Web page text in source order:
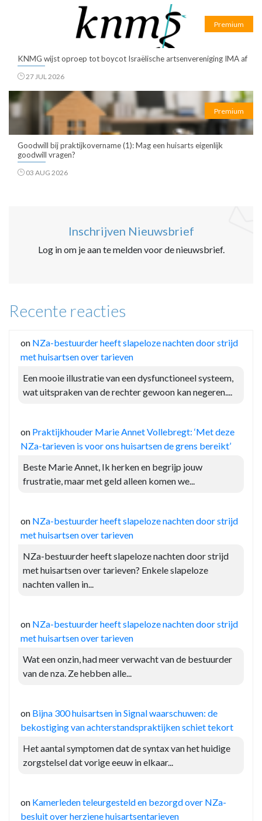
Premium
KNMG wijst oproep tot boycot Israëlische artsenvereniging IMA af
27 JUL 2026
Premium
Goodwill bij praktijkovername (1): Mag een huisarts eigenlijk
goodwill vragen?
03 AUG 2026
Inschrijven Nieuwsbrief
Log in om je aan te melden voor de nieuwsbrief.
Recente reacties
on NZa-bestuurder heeft slapeloze nachten door strijd
met huisartsen over tarieven
Een mooie illustratie van een dysfunctioneel systeem,
wat uitspraken van de rechter gewoon kan negeren....
on Praktijkhouder Marie Annet Vollebregt: ‘Met deze
NZa-tarieven is voor ons huisartsen de grens bereikt’
Beste Marie Annet, Ik herken en begrijp jouw
frustratie, maar met geld alleen komen we...
on NZa-bestuurder heeft slapeloze nachten door strijd
met huisartsen over tarieven
NZa-bestuurder heeft slapeloze nachten door strijd
met huisartsen over tarieven? Enkele slapeloze
nachten vallen in...
on NZa-bestuurder heeft slapeloze nachten door strijd
met huisartsen over tarieven
Wat een onzin, had meer verwacht van de bestuurder
van de nza. Ze hebben alle...
on Bijna 300 huisartsen in Signal waarschuwen: de
bekostiging van achterstandspraktijken schiet tekort
Het aantal symptomen dat de syntax van het huidige
zorgstelsel dat vorige eeuw in elkaar...
on Kamerleden teleurgesteld en bezorgd over NZa-
besluit over herziene huisartsentarieven